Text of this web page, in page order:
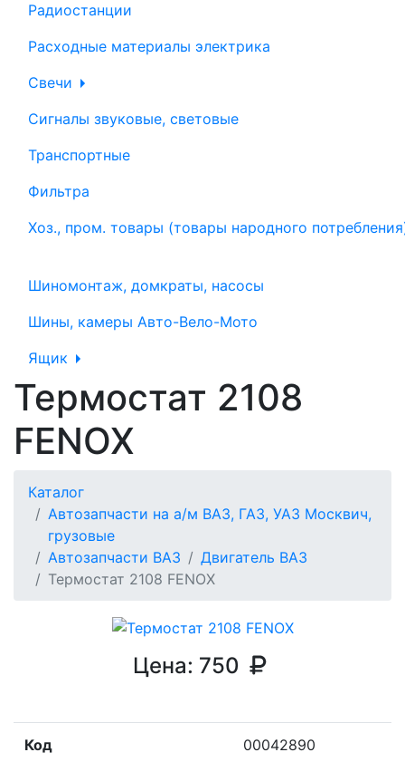
Радиостанции
Расходные материалы электрика
Свечи
Сигналы звуковые, световые
Транспортные
Фильтра
Хоз., пром. товары (товары народного
Шиномонтаж, домкраты, насосы
Шины, камеры Авто-Вело-Мото
Ящик
Термостат 2108
FENOX
Каталог
Автозапчасти на а/м ВАЗ, ГАЗ, УАЗ Москвич,
грузовые
Автозапчасти ВАЗ
Двигатель ВАЗ
Термостат 2108 FENOX
Цена: 750
Код 00042890